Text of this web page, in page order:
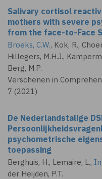
Salivary cortisol
mothers with severe
from the face-to-Face
Broeks, C.W., Kok, R.,
Hillegers, M.H.J.,
Berg, M.P.
Verschenen in
7 (2021)
De Nederlandstalige
psychometrische
toepassing
Berghuis, H., Lemaire, L.,
der Heijden, P.T.